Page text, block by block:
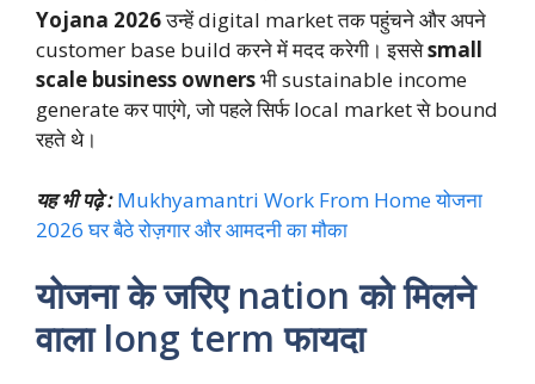
Yojana 2026उन्हें digital market तक पहुंचने और अपने
customer base build करने में मदद करेगी। इससेsmall
scale business ownersभी sustainable income
generate कर पाएंगे, जो पहले सिर्फ local market से bound
रहते थे।
यह भी पढ़े : Mukhyamantri Work From Home योजना
2026 घर बैठे रोज़गार और आमदनी का मौका
योजना के जरिए nation को मिलने
वाला long term फायदा